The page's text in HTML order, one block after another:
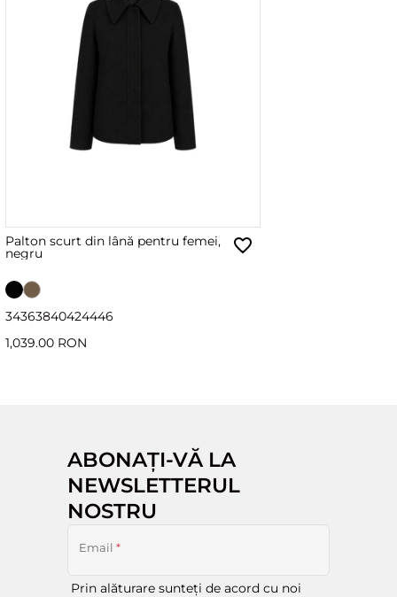
Palton scurt din lână pentru femei,
negru
34363840424446
1,039.00 RON
ABONAȚI-VĂ LA
NEWSLETTERUL
NOSTRU
Email *
Prin alăturare sunteți de acord cu noi